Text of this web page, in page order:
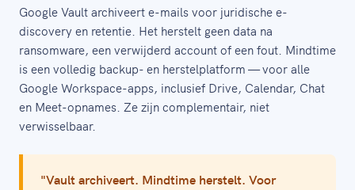
Google Vault archiveert e-mails voor juridische e-
discovery en retentie. Het herstelt geen data na
ransomware, een verwijderd account of een fout. Mindtime
is een volledig backup- en herstelplatform — voor alle
Google Workspace-apps, inclusief Drive, Calendar, Chat
en Meet-opnames. Ze zijn complementair, niet
verwisselbaar.
"Vault archiveert. Mindtime herstelt. Voor